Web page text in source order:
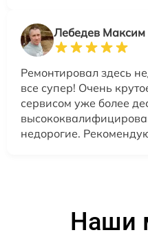
Лебедев Максим
Ремонтировал здесь
все супер! Очень
сервисом уже более
недорогие.
Наши